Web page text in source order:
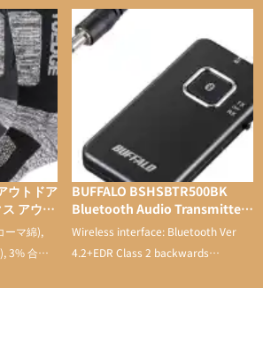
ウトドア
アウト
グ スポ
吸汗速
メン
ーマ綿),
3% 合成
BUFFALO BSHSBTR500BK
Bluetooth Audio Transmitter
& Receiver with Low Latency
Wireless interface: Bluetooth Ver
4.2+EDR Class 2 backwards